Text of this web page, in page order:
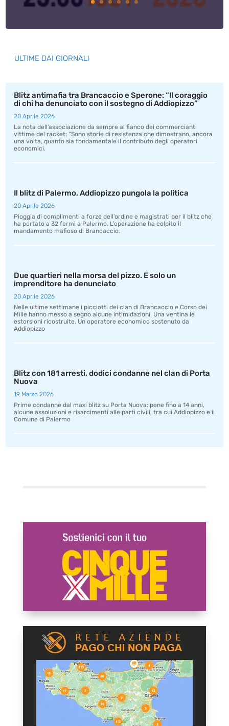
ULTIME DAI GIORNALI
Blitz antimafia tra Brancaccio e Sperone: “Il coraggio
di chi ha denunciato con il sostegno di Addiopizzo”
20 Aprile 2026
La nota dell’associazione da sempre al fianco dei commercianti
vittime del racket: “Sono storie di resistenza che dimostrano, ancora
una volta, quanto sia fondamentale il contributo degli operatori
economici.
Il blitz di Palermo, Addiopizzo pungola la politica
20 Aprile 2026
Pioggia di complimenti a forze dell’ordine e magistrati per il blitz che
ha portato a 32 fermi a Palermo. L’operazione ha colpito il
mandamento mafioso di Brancaccio.
Due quartieri nella morsa del pizzo. E solo un
imprenditore ha denunciato
20 Aprile 2026
Nelle ultime settimane i picciotti dei clan di Brancaccio e Corso dei
Mille hanno messo a segno alcune intimidazioni. Una ventina le
estorsioni ricostruite. Un operatore economico sostenuto da
Addiopizzo
Blitz con 181 arresti, dodici condanne nel clan di Porta
Nuova
19 Marzo 2026
Prime condanne dal maxi blitz su Porta Nuova: pene fino a 14 anni,
alcune assoluzioni e risarcimenti alle parti civili, tra cui Addiopizzo e il
Comune di Palermo